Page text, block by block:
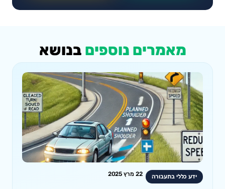
מאמרים נוספים בנושא
ידע כללי בתעבורה 22 מרץ 2025